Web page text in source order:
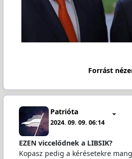
Forrást
Patrióta
2024. 09. 09. 06:14
EZEN viccelődnek a LIBSIK?
Kopasz pedig a kérésetekre